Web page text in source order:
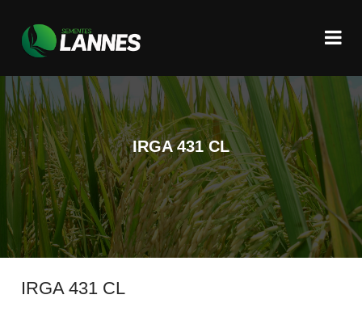
IRGA 431 CL
IRGA 431 CL